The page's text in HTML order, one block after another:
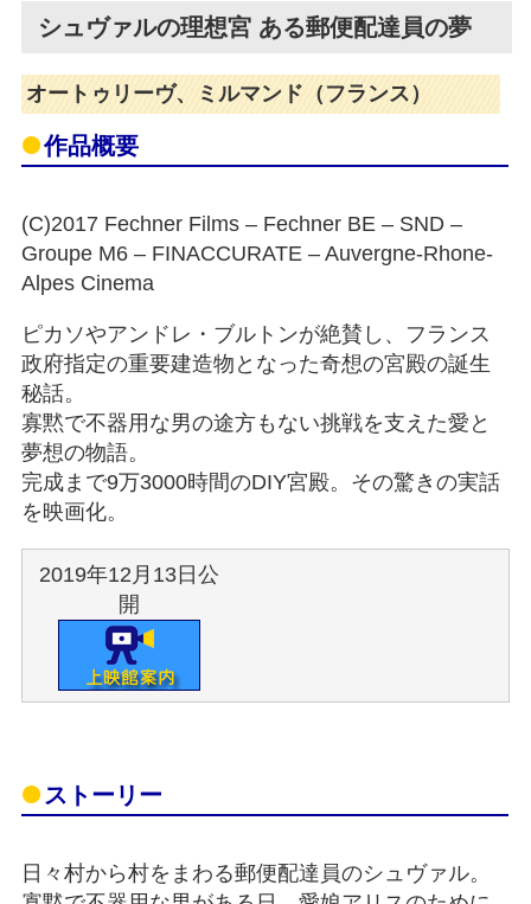
シュヴァルの理想宮 ある郵便配達員の夢
オートゥリーヴ、ミルマンド（フランス）
作品概要
(C)2017 Fechner Films – Fechner BE – SND –
Groupe M6 – FINACCURATE – Auvergne-Rhone-
Alpes Cinema
ピカソやアンドレ・ブルトンが絶賛し、フランス
政府指定の重要建造物となった奇想の宮殿の誕生
秘話。
寡黙で不器用な男の途方もない挑戦を支えた愛と
夢想の物語。
完成まで9万3000時間のDIY宮殿。その驚きの実話
を映画化。
2019年12月13日公
開
ストーリー
日々村から村をまわる郵便配達員のシュヴァル。